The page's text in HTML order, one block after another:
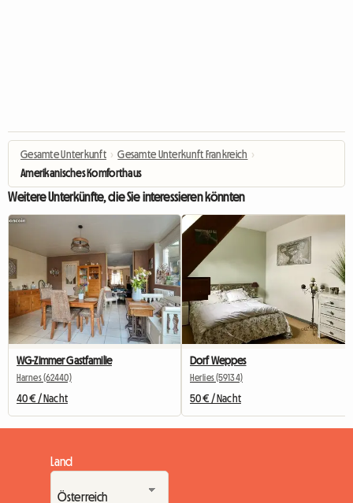
Gesamte Unterkunft › Gesamte Unterkunft Frankreich ›
Amerikanisches Komforthaus
Weitere Unterkünfte, die Sie interessieren könnten
WG-Zimmer Gastfamilie
Harnes (62440)
40 € / Nacht
Dorf Weppes
Herlies (59134)
50 € / Nacht
Land